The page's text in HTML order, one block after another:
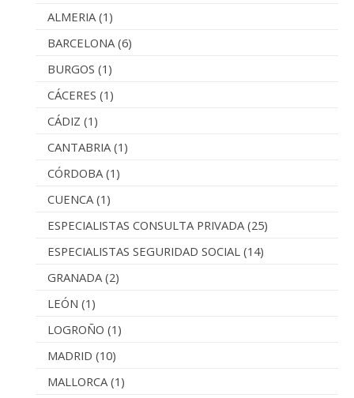
ALMERIA (1)
BARCELONA (6)
BURGOS (1)
CÁCERES (1)
CÁDIZ (1)
CANTABRIA (1)
CÓRDOBA (1)
CUENCA (1)
ESPECIALISTAS CONSULTA PRIVADA (25)
ESPECIALISTAS SEGURIDAD SOCIAL (14)
GRANADA (2)
LEÓN (1)
LOGROÑO (1)
MADRID (10)
MALLORCA (1)